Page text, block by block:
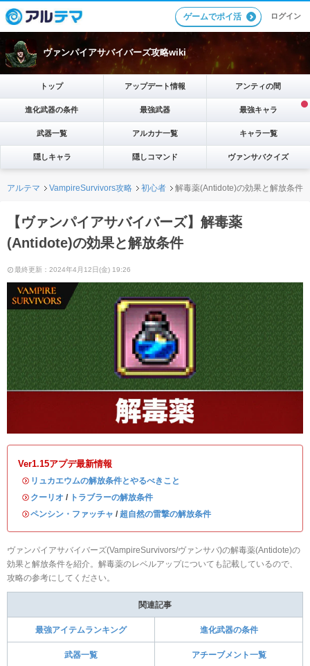
ゲームでポイ活 ログイン
ヴァンパイアサバイバーズ攻略wiki
トップ アップデート情報 アンティの間
進化武器の条件 最強武器 最強キャラ
武器一覧 アルカナ一覧 キャラ一覧
隠しキャラ 隠しコマンド ヴァンサバクイズ
アルテマ VampireSurvivors攻略 初心者 解毒薬(Antidote)の効果と解放条件
【ヴァンパイアサバイバーズ】解毒薬
(Antidote)の効果と解放条件
最終更新：2024年4月12日(金) 19:26
Ver1.15アプデ最新情報
・ リュカエウムの解放条件とやるべきこと
・ クーリオ / トラブラーの解放条件
・ペンシン・ファッチャ / 超自然の雷撃の解放条件
ヴァンパイアサバイバーズ(VampireSurvivors/ヴァンサバ)の解毒薬(Antidote)の
効果と解放条件を紹介。解毒薬のレベルアップについても記載しているので、
攻略の参考にしてください。
関連記事
最強アイテムランキング 進化武器の条件
武器一覧 アチーブメント一覧